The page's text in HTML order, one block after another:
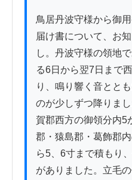
鳥居丹波守様から御
届け書について、お
し。丹波守様の領地
る6日から翌7日まで
り、鳴り響く音とと
のが少しずつ降りま
賀郡西方の御領分内5
郡・猿島郡・葛飾郡
ら5、6寸まで積もり
がありました。立毛